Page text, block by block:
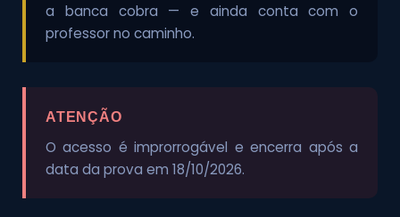
a banca cobra — e ainda conta com o
professor no caminho.
ATENÇÃO
O acesso é improrrogável e encerra após a
data da prova em 18/10/2026.